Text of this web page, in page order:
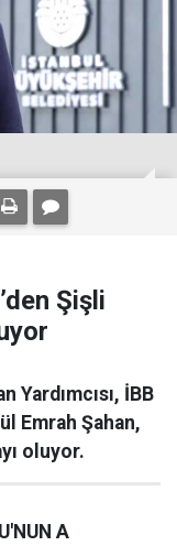
Şişli
İBB
Emrah Şahan,
oluyor.
A